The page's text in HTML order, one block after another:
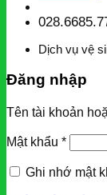
Dịch vụ vệ
Đăng nhập
Tên tài khoản
Mật khẩu *
Ghi nhớ mật